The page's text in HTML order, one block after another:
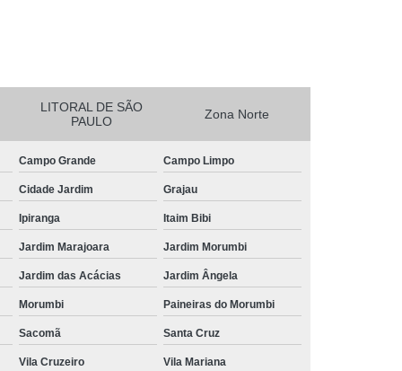
LITORAL DE SÃO
PAULO
Zona Norte
Campo Grande Campo Limpo
Cidade Jardim Grajau
Ipiranga Itaim Bibi
Jardim Marajoara Jardim Morumbi
Jardim das Acácias Jardim Ângela
Morumbi Paineiras do Morumbi
Sacomã Santa Cruz
Vila Cruzeiro Vila Mariana